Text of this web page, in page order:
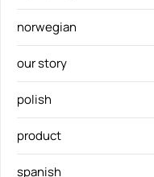
norwegian
our story
polish
product
spanish